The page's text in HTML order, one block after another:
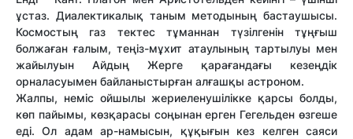
ұстаз. Диалектикалық таным методының бастаушысы.
Космостың газ тектес тұманнан түзілгенін тұңғыш
болжаған ғалым, теңіз-мұхит атаулының тартылуы мен
жайылуын Айдың Жерге қарағандағы кезеңдік
орналасуымен байланыстырған алғашқы астроном.
Жалпы, неміс ойшылы жериеленушілікке қарсы болды,
көп пайымы, көзқарасы соңынан ерген Гегельден өзгеше
еді. Ол адам ар-намысын, құқығын кез келген саяси